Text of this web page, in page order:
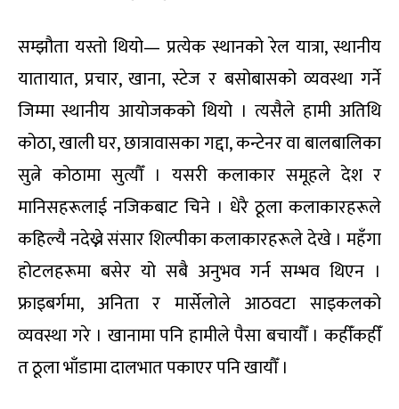
सम्झौता यस्तो थियो— प्रत्येक स्थानको रेल यात्रा, स्थानीय
यातायात, प्रचार, खाना, स्टेज र बसोबासको व्यवस्था गर्ने
जिम्मा स्थानीय आयोजकको थियो । त्यसैले हामी अतिथि
कोठा, खाली घर, छात्रावासका गद्दा, कन्टेनर वा बालबालिका
सुत्ने कोठामा सुत्यौँ । यसरी कलाकार समूहले देश र
मानिसहरूलाई नजिकबाट चिने । धेरै ठूला कलाकारहरूले
कहिल्यै नदेख्ने संसार शिल्पीका कलाकारहरूले देखे । महँगा
होटलहरूमा बसेर यो सबै अनुभव गर्न सम्भव थिएन ।
फ्राइबर्गमा, अनिता र मार्सेलोले आठवटा साइकलको
व्यवस्था गरे । खानामा पनि हामीले पैसा बचायौँ । कहीँकहीँ
त ठूला भाँडामा दालभात पकाएर पनि खायौँ ।